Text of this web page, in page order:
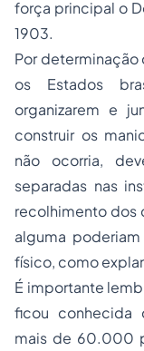
força principal o
1903.
Por
os Estados
organizarem e
construir os
não ocorria,
separadas nas
recolhimento dos
alguma
físico, como
É importante
ficou conhecida
mais de 60.000